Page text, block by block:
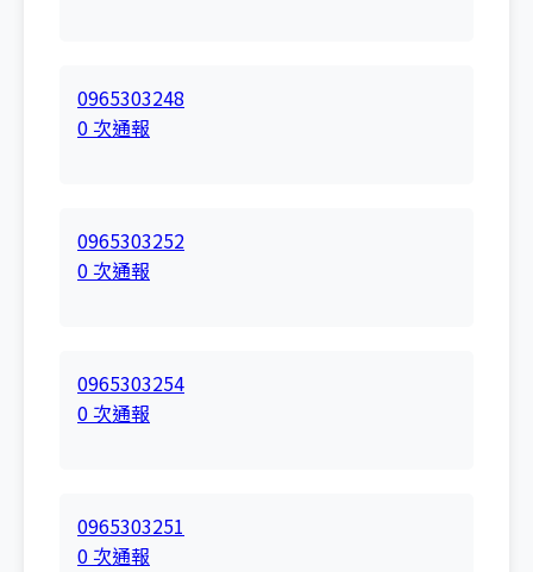
0965303248
0 次通報
0965303252
0 次通報
0965303254
0 次通報
0965303251
0 次通報